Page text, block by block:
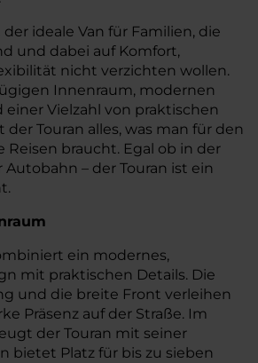
der ideale Van für Familien, die
und dabei auf Komfort,
nicht verzichten wollen.
Innenraum, modernen
Vielzahl von praktischen
Touran alles, was man für den
Reisen braucht. Egal ob in der
– der Touran ist ein
ein modernes,
mit praktischen Details. Die
und die breite Front verleihen
Präsenz auf der Straße. Im
der Touran mit seiner
bietet Platz für bis zu sieben